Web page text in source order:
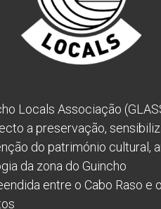
Locals Associação
a preservação,
do património cultural,
da zona do Guincho
entre o Cabo Raso e